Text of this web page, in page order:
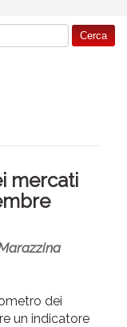
mercati
dei
un indicatore